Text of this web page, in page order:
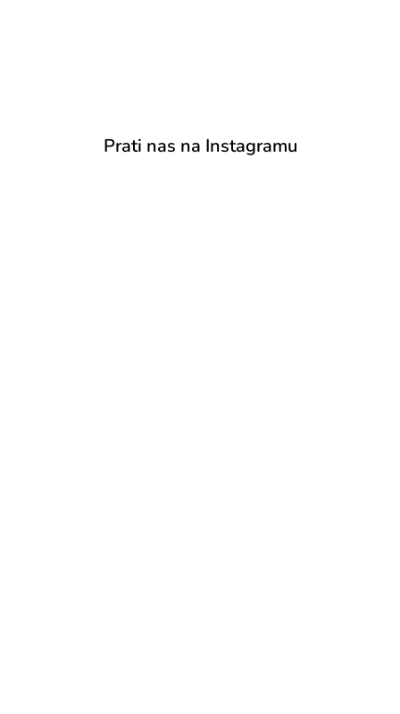
Prati nas na Instagramu